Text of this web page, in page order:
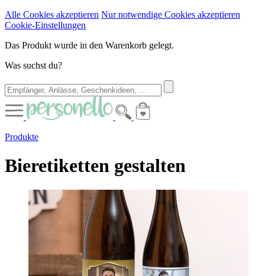
Alle Cookies akzeptieren Nur notwendige Cookies akzeptieren
Cookie-Einstellungen
Das Produkt wurde in den Warenkorb gelegt.
Was suchst du?
Produkte
Bieretiketten gestalten